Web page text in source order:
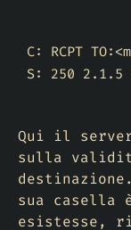
C: RCPT
S: 250 2.1.5
Qui il
sulla
sua casella
esistesse,